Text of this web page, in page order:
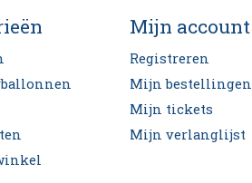
Mijn account
Registreren
Mijn bestellingen
Mijn tickets
Mijn verlanglijst